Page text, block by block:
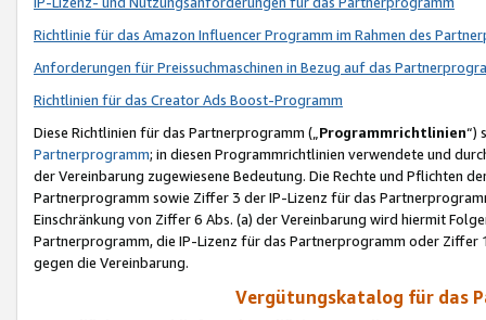
Richtlinie für das Amazon Influencer Programm im Rahmen des
Anforderungen für Preissuchmaschinen in Bezug auf das
Richtlinien für das Creator Ads Boost-Programm
Diese Richtlinien für das Partnerprogramm („Programmrichtlinien“)
Partnerprogramm; in diesen Programmrichtlinien verwendete und
der Vereinbarung zugewiesene Bedeutung. Die Rechte und Pflichten
Partnerprogramm sowie Ziffer 3 der IP-Lizenz für das
Einschränkung von Ziffer 6 Abs. (a) der Vereinbarung wird hiermit
Partnerprogramm, die IP-Lizenz für das Partnerprogramm oder
gegen die Vereinbarung.
Vergütungskatalog für das